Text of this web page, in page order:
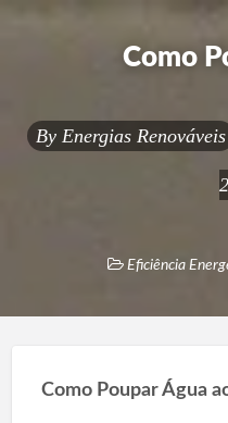
Como
By Energias Renováveis
Eficiência
Como Poupar Água